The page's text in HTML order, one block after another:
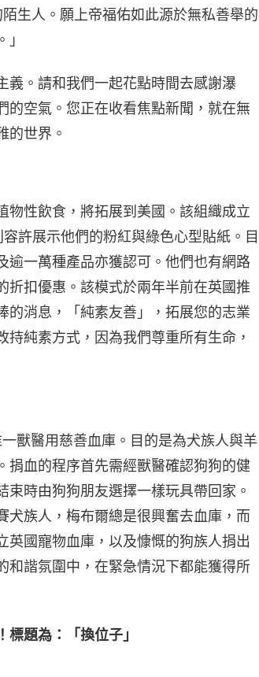
生人。願上帝福佑如此源於無私善舉的
義。請和我們一起花點時間去感謝瀑
的空氣。您正在收看焦點新聞，就在無
的世界。
物性飲食，將拓展到美國。該組織成立
許展示他們的粉紅與綠色心型貼紙。目
逾一萬種產品亦獲認可。他們也有網路
折扣優惠。該模式於兩年半前在英國推
的消息，「純素友善」，拓展您的志業
純素方式，因為我們尊重所有生命，
獸醫用慈善血庫。目的是為犬族人與羊
捐血的程序首先需經獸醫確認狗狗的健
時由狗狗朋友選擇一樣玩具帶回家。
犬族人，梅布爾總是很興奮去血庫，而
英國寵物血庫，以及慷慨的狗族人捐出
和諧氛圍中，在緊急情況下都能獲得所
題為：「換位子」